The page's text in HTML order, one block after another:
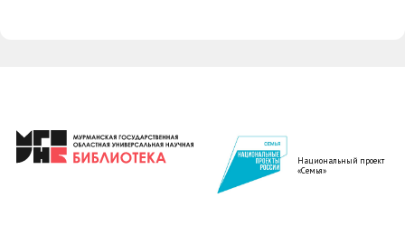
Национальный проект
«Семья»